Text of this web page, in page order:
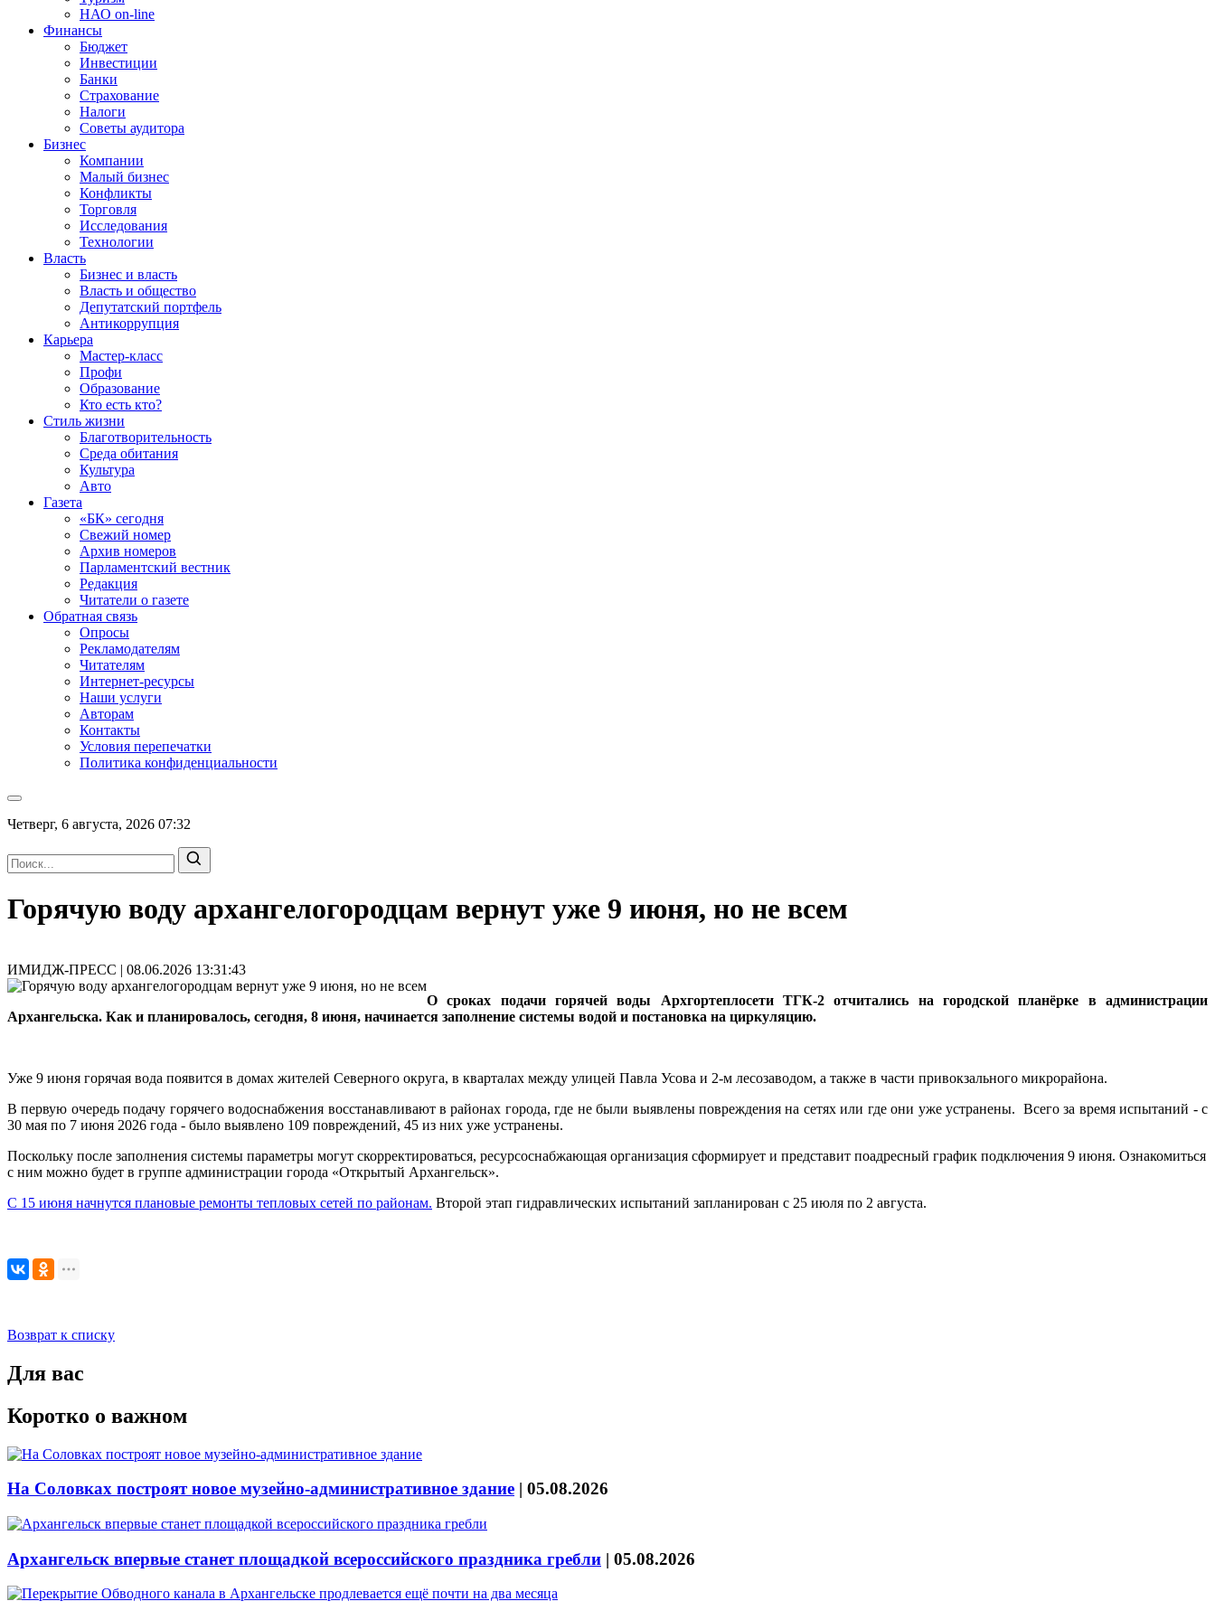
НАО on-line
Финансы
Бюджет
Инвестиции
Банки
Страхование
Налоги
Советы аудитора
Бизнес
Компании
Малый бизнес
Конфликты
Торговля
Исследования
Технологии
Власть
Бизнес и власть
Власть и общество
Депутатский портфель
Антикоррупция
Карьера
Мастер-класс
Профи
Образование
Кто есть кто?
Стиль жизни
Благотворительность
Среда обитания
Культура
Авто
Газета
«БК» сегодня
Свежий номер
Архив номеров
Парламентский вестник
Редакция
Читатели о газете
Обратная связь
Опросы
Рекламодателям
Читателям
Интернет-ресурсы
Наши услуги
Авторам
Контакты
Условия перепечатки
Политика конфиденциальности
Четверг, 6 августа, 2026 07:32
Горячую воду архангелогородцам вернут уже 9 июня, но не всем
ИМИДЖ-ПРЕСС | 08.06.2026 13:31:43
О сроках подачи горячей воды Архгортеплосети ТГК-2 отчитались на городской планёрке в администрации
Архангельска. Как и планировалось, сегодня, 8 июня, начинается заполнение системы водой и постановка на циркуляцию.
Уже 9 июня горячая вода появится в домах жителей Северного округа, в кварталах между улицей Павла Усова и 2-м лесозаводом, а также в части привокзального микрорайона.
В первую очередь подачу горячего водоснабжения восстанавливают в районах города, где не были выявлены повреждения на сетях или где они уже устранены. Всего за время испытаний - с
30 мая по 7 июня 2026 года - было выявлено 109 повреждений, 45 из них уже устранены.
Поскольку после заполнения системы параметры могут скорректироваться, ресурсоснабжающая организация сформирует и представит поадресный график подключения 9 июня. Ознакомиться
с ним можно будет в группе администрации города «Открытый Архангельск».
С 15 июня начнутся плановые ремонты тепловых сетей по районам. Второй этап гидравлических испытаний запланирован с 25 июля по 2 августа.
Возврат к списку
Для вас
Коротко о важном
На Соловках построят новое музейно-административное здание | 05.08.2026
Архангельск впервые станет площадкой всероссийского праздника гребли | 05.08.2026